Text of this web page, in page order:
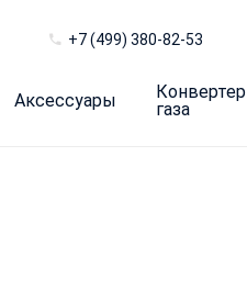
+7 (499) 380-82-53
Аксессуары
Конвертер
газа